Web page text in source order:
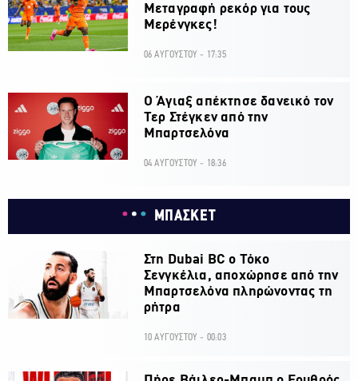
Μεταγραφή ρεκόρ για τους
Μερένγκες!
06 ΑΥΓΟΥΣΤΟΥ - 17:35
Ο Άγιαξ απέκτησε δανεικό τον
Τερ Στέγκεν από την
Μπαρτσελόνα
04 ΑΥΓΟΥΣΤΟΥ - 18:36
ΜΠΑΣΚΕΤ
Στη Dubai BC ο Τόκο
Σενγκέλια, αποχώρησε από την
Μπαρτσελόνα πληρώνοντας τη
ρήτρα
10 ΑΥΓΟΥΣΤΟΥ - 00:03